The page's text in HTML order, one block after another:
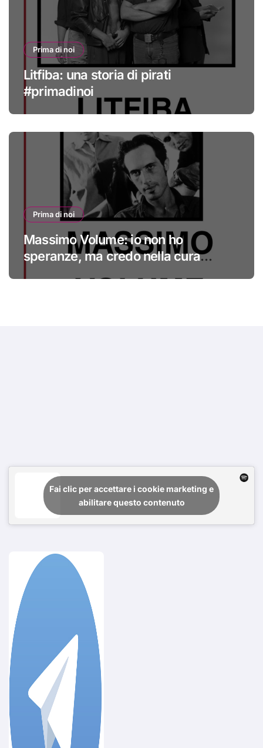
Prima di noi
Litfiba: una storia di pirati
#primadinoi
Prima di noi
Massimo Volume: io non ho
speranze, ma credo nella cura
Fai clic per accettare i cookie marketing e
abilitare questo contenuto